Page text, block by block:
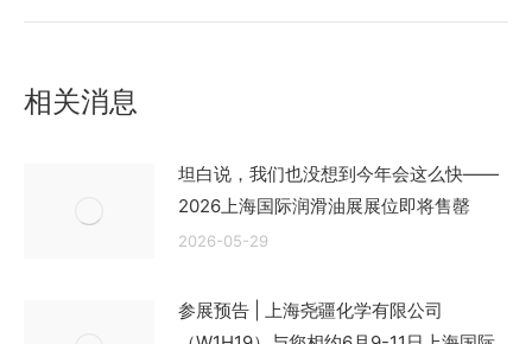
的
相关消息
坦白说，我们也没想到今年会这么快——
2026上海国际润滑油展展位即将售罄
2026-05-29
参展预告 | 上海尧疆化学有限公司